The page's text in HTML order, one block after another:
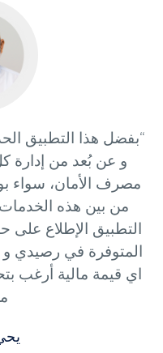
“بفضل هذا التطبيق
و عن بُعد من إدارة
مصرف الأمان، سواء
من بين هذه الخدمات
التطبيق الإطلاع على
المتوفرة في رصيدي
اي قيمة مالية أرغب